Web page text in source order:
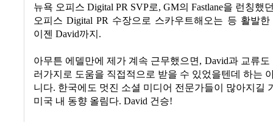
뉴욕 오피스 Digital PR SVP로, GM의 Fastlane을 런칭했
오피스 Digital PR 수장으로 스카우트해오는 등 활발
이젠 David까지 .
아무튼 에델만에 제가 계속 근무했으면 , David과 교류도
러가지로 도움을 직접적으로 받을 수 있었을텐데 하는
니다. 한국에도 멋진 소셜 미디어 전문가들이 많아지길
미국 내 동향 올림다. David 건승!